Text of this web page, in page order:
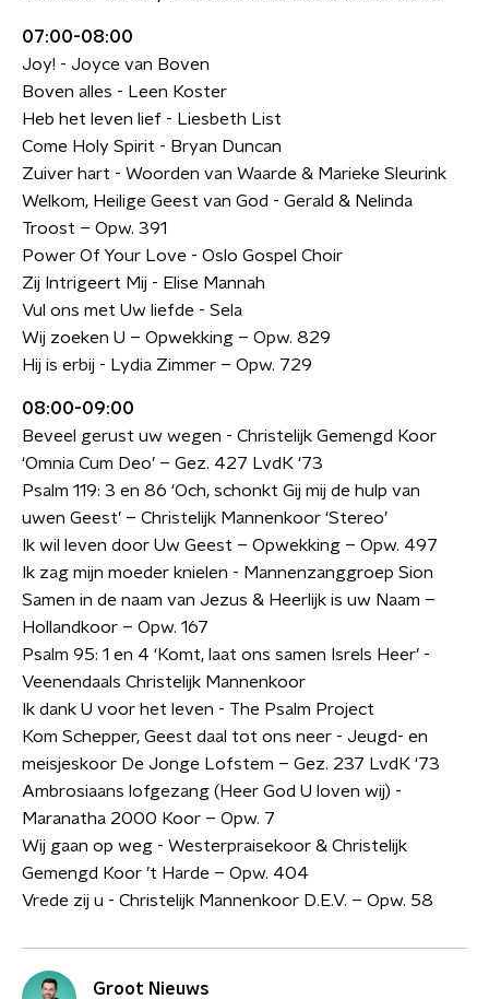
07:00-08:00
Joy! - Joyce van Boven
Boven alles - Leen Koster
Heb het leven lief - Liesbeth List
Come Holy Spirit - Bryan Duncan
Zuiver hart - Woorden van Waarde & Marieke Sleurink
Welkom, Heilige Geest van God - Gerald & Nelinda
Troost – Opw. 391
Power Of Your Love - Oslo Gospel Choir
Zij Intrigeert Mij - Elise Mannah
Vul ons met Uw liefde - Sela
Wij zoeken U – Opwekking – Opw. 829
Hij is erbij - Lydia Zimmer – Opw. 729
08:00-09:00
Beveel gerust uw wegen - Christelijk Gemengd Koor
‘Omnia Cum Deo’ – Gez. 427 LvdK ‘73
Psalm 119: 3 en 86 ‘Och, schonkt Gij mij de hulp van
uwen Geest’ – Christelijk Mannenkoor ‘Stereo’
Ik wil leven door Uw Geest – Opwekking – Opw. 497
Ik zag mijn moeder knielen - Mannenzanggroep Sion
Samen in de naam van Jezus & Heerlijk is uw Naam –
Hollandkoor – Opw. 167
Psalm 95: 1 en 4 ‘Komt, laat ons samen Isrels Heer’ -
Veenendaals Christelijk Mannenkoor
Ik dank U voor het leven - The Psalm Project
Kom Schepper, Geest daal tot ons neer - Jeugd- en
meisjeskoor De Jonge Lofstem – Gez. 237 LvdK ‘73
Ambrosiaans lofgezang (Heer God U loven wij) -
Maranatha 2000 Koor – Opw. 7
Wij gaan op weg - Westerpraisekoor & Christelijk
Gemengd Koor ’t Harde – Opw. 404
Vrede zij u - Christelijk Mannenkoor D.E.V. – Opw. 58
Groot Nieuws